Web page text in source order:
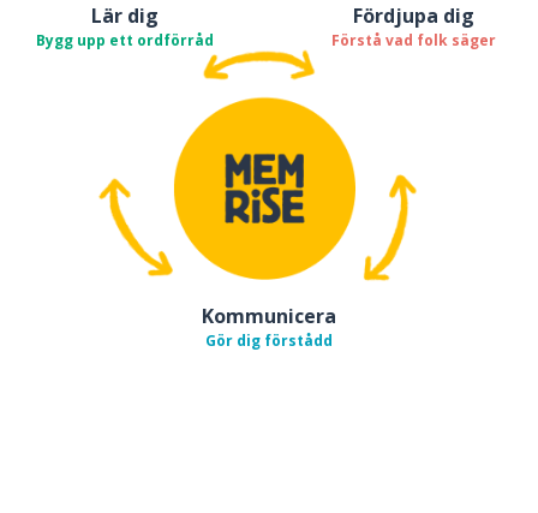
Lär dig
Bygg upp ett ordförråd
Fördjupa dig
Förstå vad folk säger
Kommunicera
Gör dig förstådd